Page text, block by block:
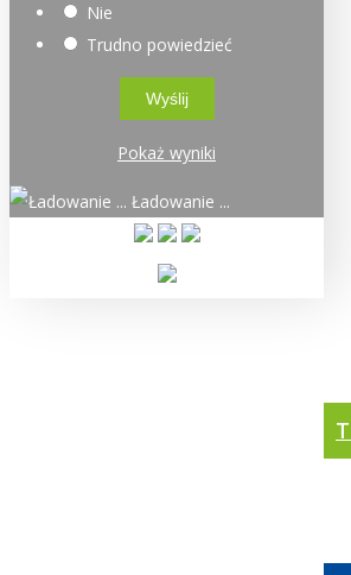
Nie
Trudno powiedzieć
Pokaż wyniki
Ładowanie ...